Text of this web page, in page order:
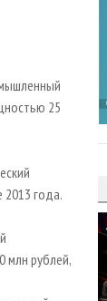
25
2013 года.
млн рублей,